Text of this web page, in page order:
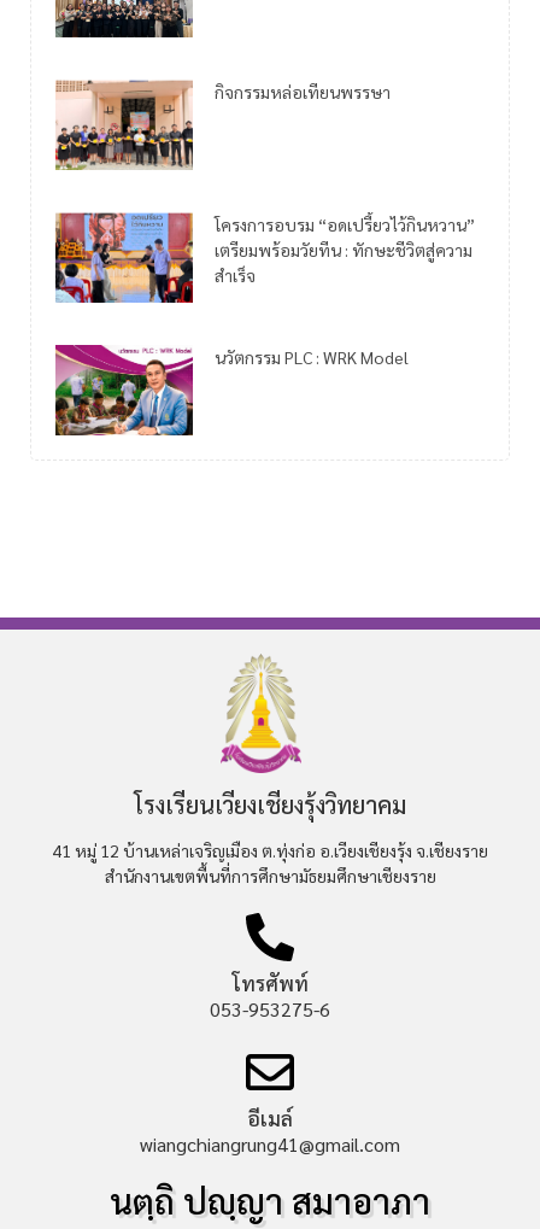
กิจกรรมหล่อเทียนพรรษา
โครงการอบรม “อดเปรี้ยวไว้กินหวาน”
เตรียมพร้อมวัยทีน : ทักษะชีวิตสู่ความ
สำเร็จ
นวัตกรรม PLC : WRK Model
โรงเรียนเวียงเชียงรุ้งวิทยาคม
41 หมู่ 12 บ้านเหล่าเจริญเมือง ต.ทุ่งก่อ อ.เวียงเชียงรุ้ง จ.เชียงราย
สำนักงานเขตพื้นที่การศึกษามัธยมศึกษาเชียงราย
โทรศัพท์
053-953275-6
อีเมล์
wiangchiangrung41@gmail.com
นตฺถิ ปญฺญา สมาอาภา